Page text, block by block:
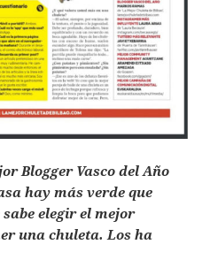
Blogger Vasco del Año
hay más verde que
elegir el mejor
una chuleta. Los ha